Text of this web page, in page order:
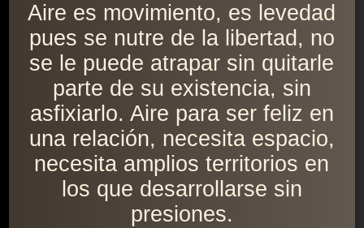
Aire es movimiento, es levedad
pues se nutre de la libertad, no
se le puede atrapar sin quitarle
parte de su existencia, sin
asfixiarlo. Aire para ser feliz en
una relación, necesita espacio,
necesita amplios territorios en
los que desarrollarse sin
presiones.